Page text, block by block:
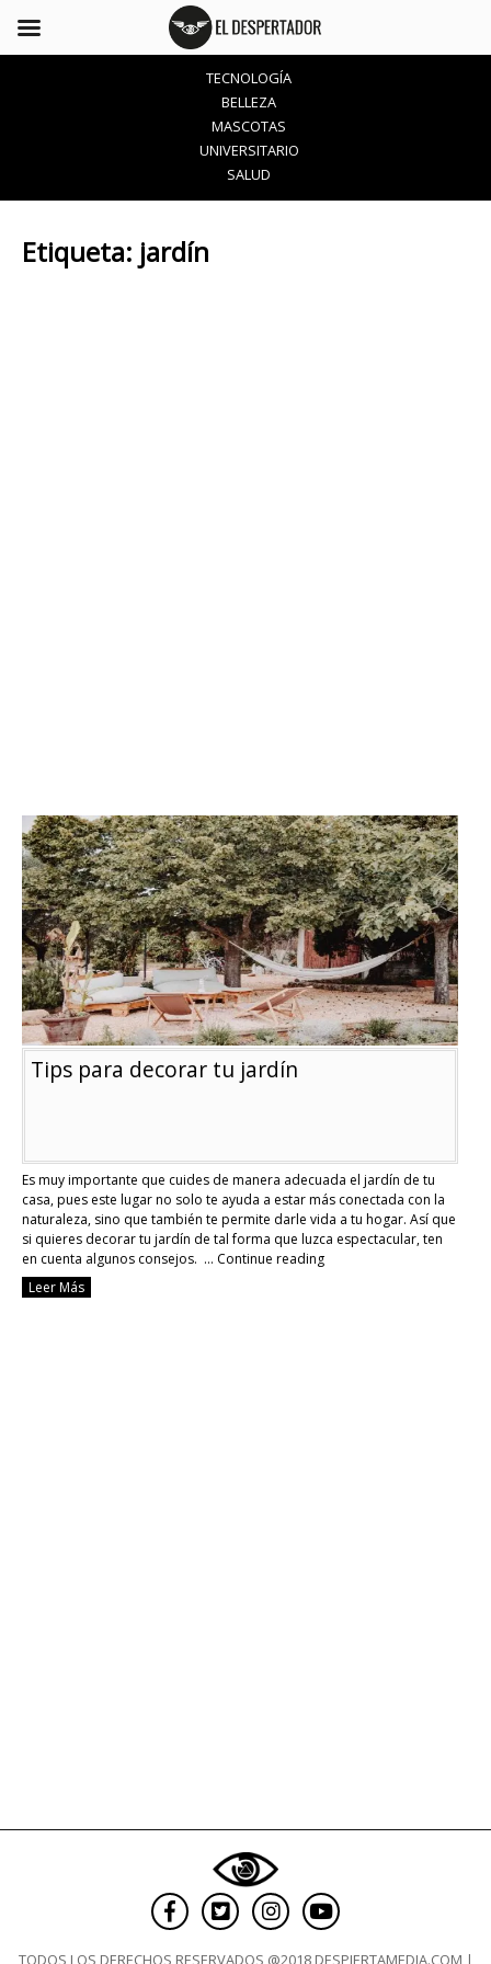
TECNOLOGÍA
BELLEZA
MASCOTAS
UNIVERSITARIO
SALUD
Etiqueta: jardín
Tips para decorar tu jardín
Es muy importante que cuides de manera adecuada el jardín de tu
casa, pues este lugar no solo te ayuda a estar más conectada con la
naturaleza, sino que también te permite darle vida a tu hogar. Así que
si quieres decorar tu jardín de tal forma que luzca espectacular, ten
en cuenta algunos consejos. … Continue reading
Leer Más
TODOS LOS DERECHOS RESERVADOS @2018 DESPIERTAMEDIA.COM |